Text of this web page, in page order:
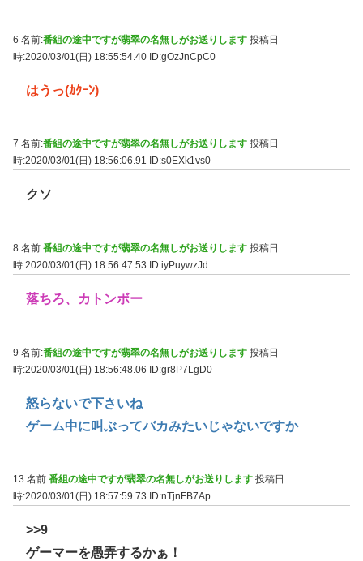
6 名前:番組の途中ですが翡翠の名無しがお送りします 投稿日
時:2020/03/01(日) 18:55:54.40 ID:gOzJnCpC0
はうっ(ｶｸｰﾝ)
7 名前:番組の途中ですが翡翠の名無しがお送りします 投稿日
時:2020/03/01(日) 18:56:06.91
ID:s0EXk1vs0
クソ
8 名前:番組の途中ですが翡翠の名無しがお送りします 投稿日
時:2020/03/01(日) 18:56:47.53
ID:iyPuywzJd
落ちろ、カトンボー
9 名前:番組の途中ですが翡翠の名無しがお送りします 投稿日
時:2020/03/01(日) 18:56:48.06 ID:gr8P7LgD0
怒らないで下さいね
ゲーム中に叫ぶってバカみたいじゃないですか
13 名前:番組の途中ですが翡翠の名無しがお送りします 投稿日
時:2020/03/01(日) 18:57:59.73
ID:nTjnFB7Ap
>>9
ゲーマーを愚弄するかぁ！